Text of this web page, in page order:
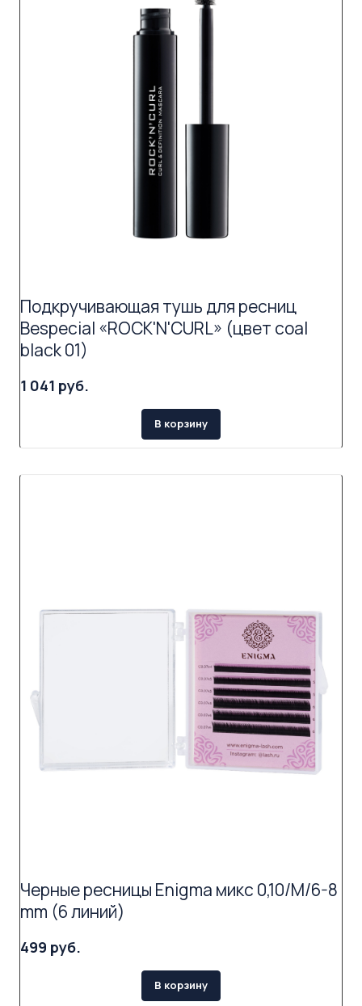
Подкручивающая тушь для ресниц
Bespecial «ROCK'N'CURL» (цвет coal
black 01)
1 041 руб.
В корзину
Черные ресницы Enigma микс 0,10/M/6-8
mm (6 линий)
499 руб.
В корзину